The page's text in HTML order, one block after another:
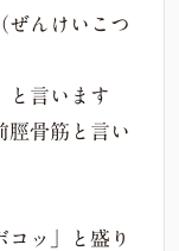
んけいこつ
と言います
脛骨筋と言い
ッ」と盛り